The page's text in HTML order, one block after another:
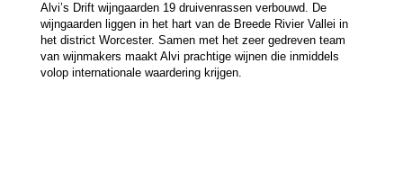
Alvi’s Drift wijngaarden 19 druivenrassen verbouwd. De
wijngaarden liggen in het hart van de Breede Rivier Vallei in
het district Worcester. Samen met het zeer gedreven team
van wijnmakers maakt Alvi prachtige wijnen die inmiddels
volop internationale waardering krijgen.